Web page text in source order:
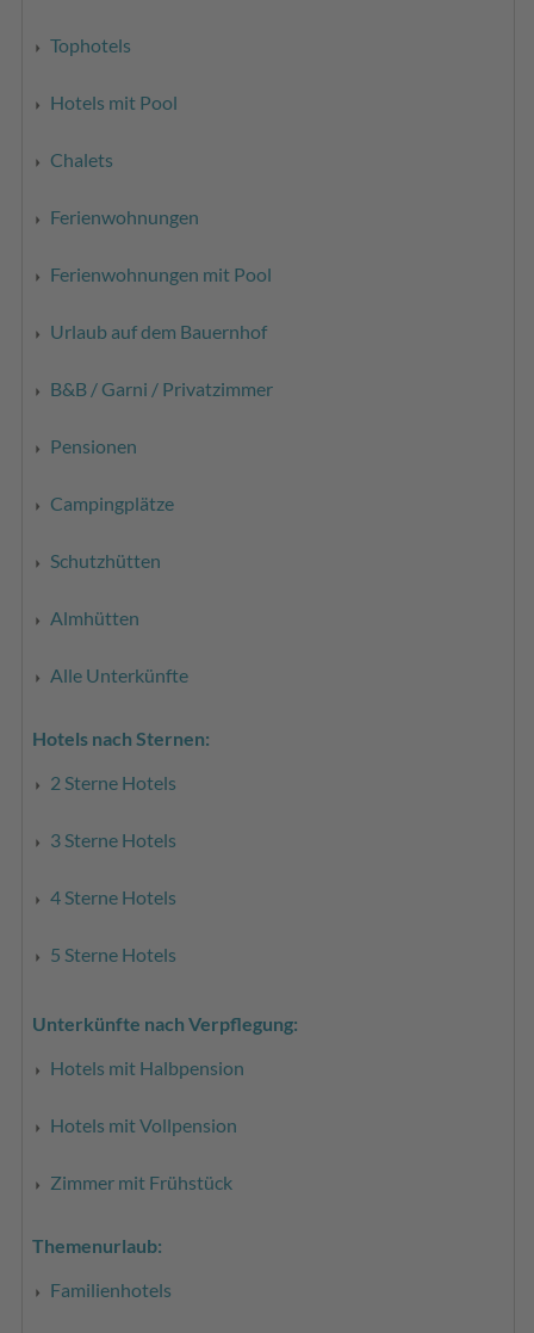
Tophotels
Hotels mit Pool
Chalets
Ferienwohnungen
Ferienwohnungen mit Pool
Urlaub auf dem Bauernhof
B&B / Garni / Privatzimmer
Pensionen
Campingplätze
Schutzhütten
Almhütten
Alle Unterkünfte
Hotels nach Sternen:
2 Sterne Hotels
3 Sterne Hotels
4 Sterne Hotels
5 Sterne Hotels
Unterkünfte nach Verpflegung:
Hotels mit Halbpension
Hotels mit Vollpension
Zimmer mit Frühstück
Themenurlaub:
Familienhotels